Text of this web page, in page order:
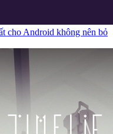
cho Android không nên bỏ